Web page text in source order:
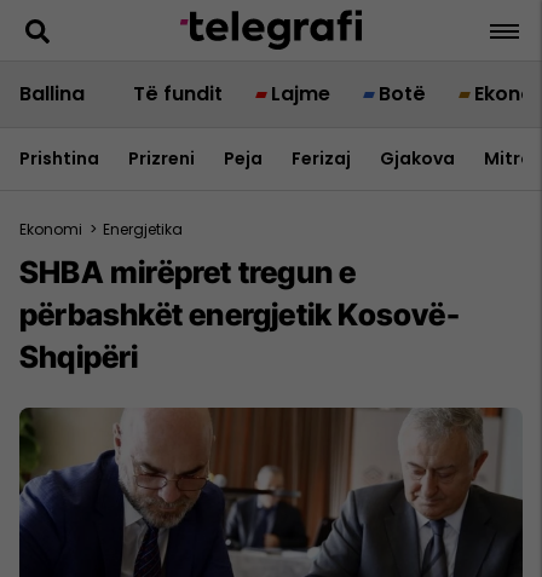
Ballina Të fundit Lajme Botë
Prishtina Prizreni Peja Ferizaj Gjakova
Ekonomi > Energjetika
SHBA mirëpret tregun e
përbashkët energjetik Kosovë-
Shqipëri